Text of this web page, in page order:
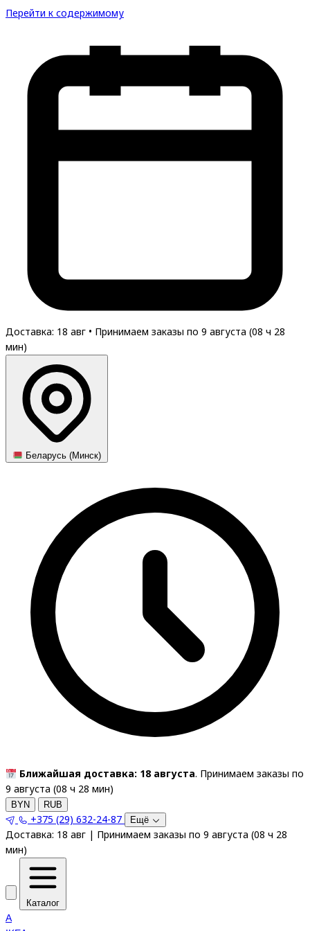
Перейти к содержимому
Доставка: 18 авг • Принимаем заказы по 9 августа (08 ч 28
мин)
Беларусь (Минск)
Ближайшая доставка: 18 августа. Принимаем заказы по
9 августа (08 ч 28 мин)
BYN RUB
+375 (29) 632-24-87 Ещё
Доставка: 18 авг | Принимаем заказы по 9 августа (08 ч 28
мин)
Каталог
A